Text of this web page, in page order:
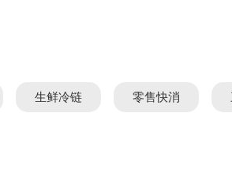
生鲜冷链 零售快消